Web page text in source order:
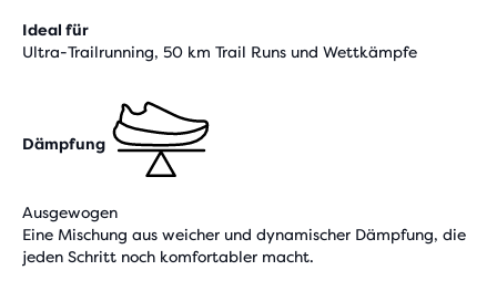
Ideal für
Ultra-Trailrunning, 50 km Trail Runs und Wettkämpfe
Dämpfung
Ausgewogen
Eine Mischung aus weicher und dynamischer Dämpfung, die
jeden Schritt noch komfortabler macht.